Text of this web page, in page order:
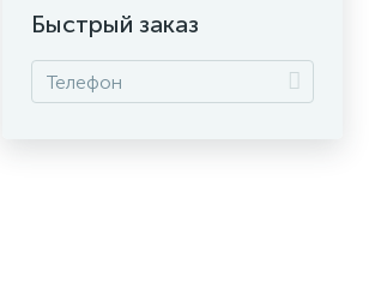
Быстрый заказ